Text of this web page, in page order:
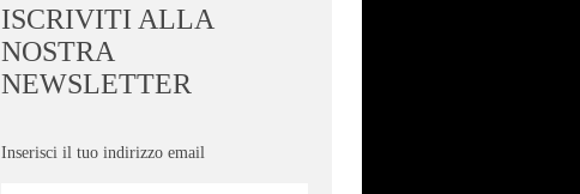
ISCRIVITI ALLA
NOSTRA
NEWSLETTER
Inserisci il tuo indirizzo email